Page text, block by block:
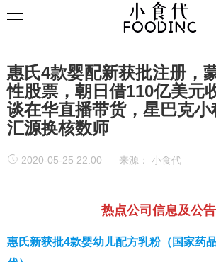
惠氏4款婴配新获批注册，
性股票，朝日借110亿美元
谈在华直播带货，星巴克小
汇源换核数师
2020-05-25 22:00 来源： 小食代
热点公司信息及公告
惠氏新获批4款婴幼儿配方乳粉（国家药